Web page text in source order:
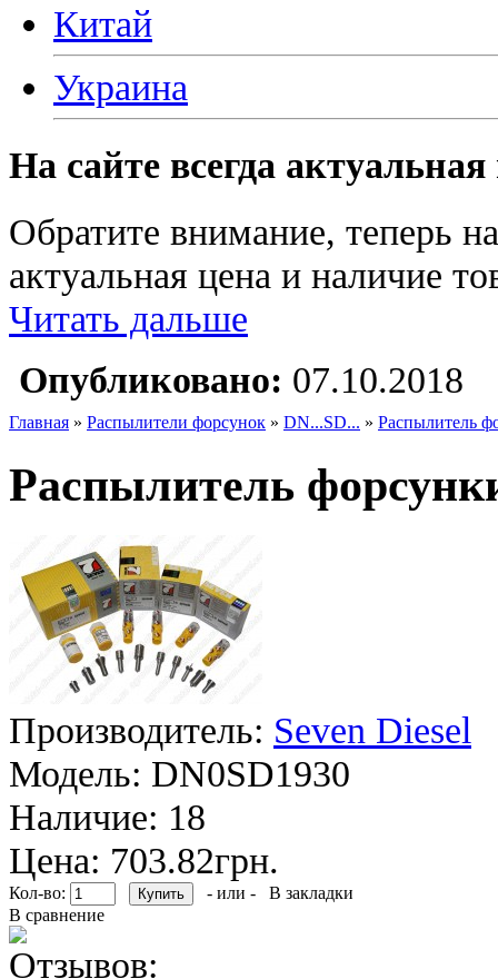
Китай
Украина
На сайте всегда
Обратите внимание, теперь
актуальная цена и наличие
Читать дальше
Опубликовано: 07.10.2018
Главная » Распылители форсунок » DN...SD... » Распылитель
Распылитель
Производитель: Seven Diesel
Модель: DN0SD1930
Наличие: 18
Цена: 703.82грн.
Кол-во: - или -
В закладки
В сравнение